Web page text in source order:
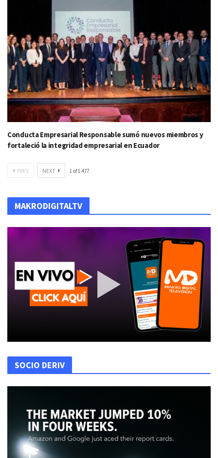
Conducta Empresarial Responsable sumó nuevos miembros y
fortaleció la integridad empresarial en Ecuador
PREV NEXT 1of1.477
MAKRODIGITALTV
SOCIO DERIV